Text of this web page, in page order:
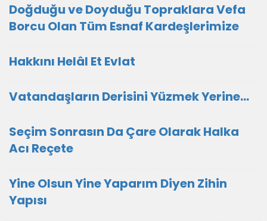
Doğduğu ve Doyduğu Topraklara Vefa
Borcu Olan Tüm Esnaf Kardeşlerimize
Hakkını Helâl Et Evlat
Vatandaşların Derisini Yüzmek Yerine…
Seçim Sonrasın Da Çare Olarak Halka
Acı Reçete
Yine Olsun Yine Yaparım Diyen Zihin
Yapısı